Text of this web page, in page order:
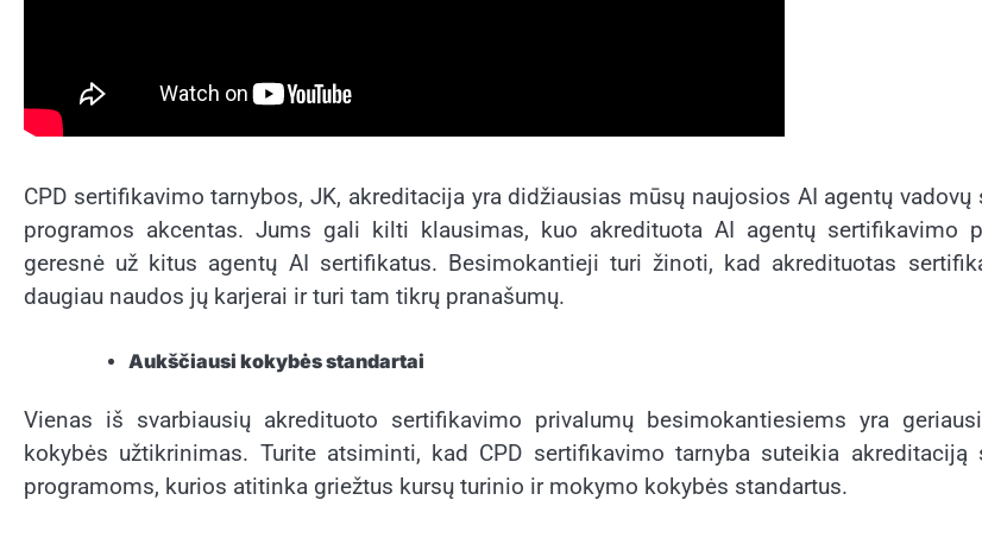
CPD sertifikavimo tarnybos, JK, akreditacija yra didžiausias mūsų naujosios AI agentų
programos akcentas. Jums gali kilti klausimas, kuo akredituota AI agentų sertifikavimo
geresnė už kitus agentų AI sertifikatus. Besimokantieji turi žinoti, kad akredituotas
daugiau naudos jų karjerai ir turi tam tikrų pranašumų.
Aukščiausi kokybės standartai
Vienas iš svarbiausių akredituoto sertifikavimo privalumų besimokantiesiems yra
kokybės užtikrinimas. Turite atsiminti, kad CPD sertifikavimo tarnyba suteikia akreditaciją
programoms, kurios atitinka griežtus kursų turinio ir mokymo kokybės standartus.